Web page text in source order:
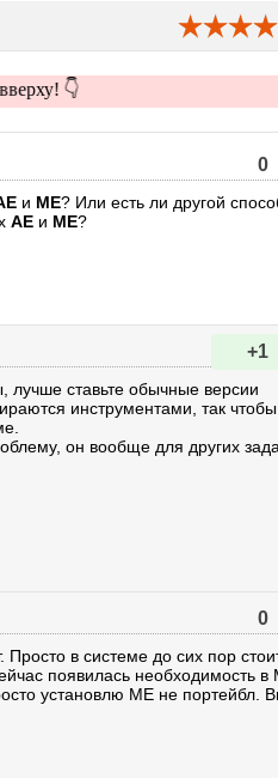
👇
0
и ME? Или есть ли другой
AE и ME?
+1
лучше ставьте обычные версии
инструментами, так чтобы
он вообще для других
0
в системе до сих пор
появилась необходимость в
установлю ME не портейбл.